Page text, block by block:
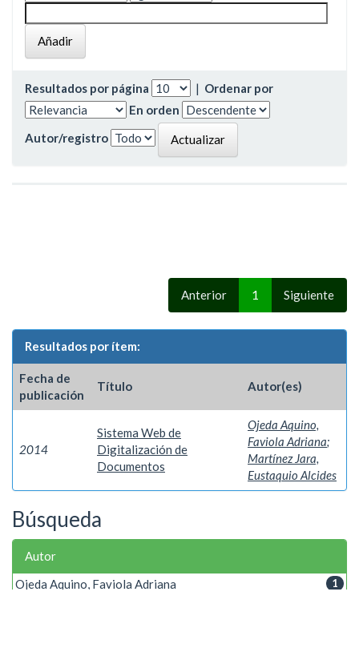
Resultados por página | Ordenar por
En orden
Autor/registro
Anterior 1 Siguiente
Resultados por ítem:
Fecha de
publicación
Título Autor(es)
2014
Sistema Web de
Digitalización de
Documentos
Ojeda Aquino,
Faviola Adriana;
Martínez Jara,
Eustaquio Alcides
Búsqueda
Autor
1
Ojeda Aquino, Faviola Adriana